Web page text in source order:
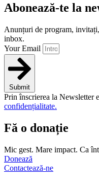
Abonează-te la
Anunțuri de program,
inbox.
Your Email
Submit
Prin înscrierea la Newsletter
confidențialitate.
Fă o donație
Mic gest. Mare impact. Ca
Donează
Contactează-ne